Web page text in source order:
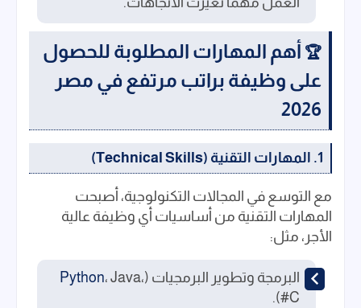
🏆 أهم المهارات المطلوبة للحصول
على وظيفة براتب مرتفع في مصر
2026
1. المهارات التقنية (Technical Skills )
مع التوسع في المجالات التكنولوجية، أصبحت
المهارات التقنية من أساسيات أي وظيفة عالية
الأجر، مثل:
البرمجة وتطوير البرمجيات ( Python، Java،
C#).